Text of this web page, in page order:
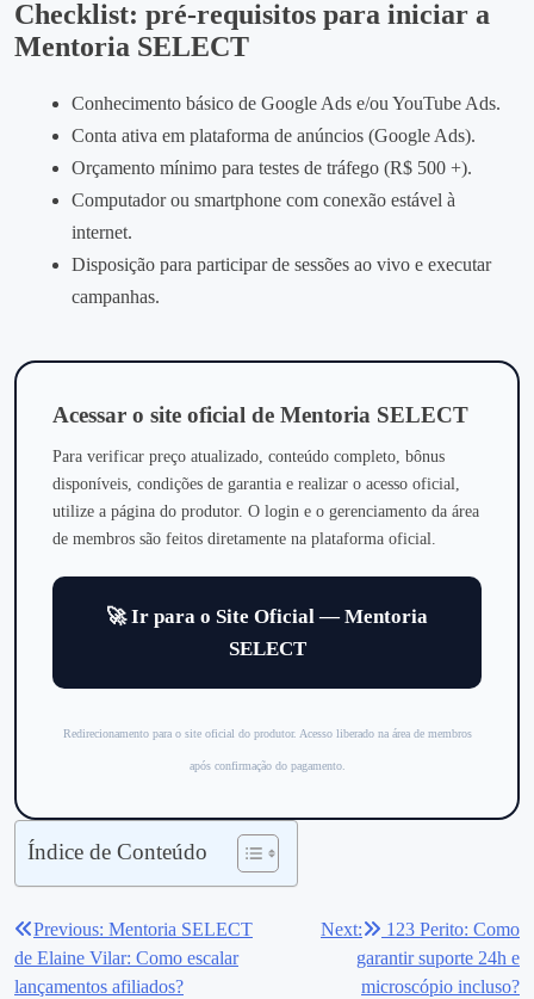
Checklist: pré‑requisitos para iniciar a
Mentoria SELECT
Conhecimento básico de Google Ads e/ou YouTube Ads.
Conta ativa em plataforma de anúncios (Google Ads).
Orçamento mínimo para testes de tráfego (R$ 500 +).
Computador ou smartphone com conexão estável à
internet.
Disposição para participar de sessões ao vivo e executar
campanhas.
Acessar o site oficial de Mentoria SELECT
Para verificar preço atualizado, conteúdo completo, bônus
disponíveis, condições de garantia e realizar o acesso oficial,
utilize a página do produtor. O login e o gerenciamento da área
de membros são feitos diretamente na plataforma oficial.
🚀 Ir para o Site Oficial — Mentoria
SELECT
Redirecionamento para o site oficial do produtor. Acesso liberado na área de membros
após confirmação do pagamento.
Índice de Conteúdo
Navegação
de
Previous: Mentoria SELECT
de Elaine Vilar: Como escalar
lançamentos afiliados?
Next:
123 Perito: Como
garantir suporte 24h e
microscópio incluso?